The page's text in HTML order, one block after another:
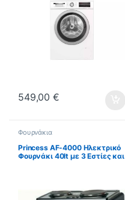
549,00€
Φουρνάκια
Princess AF-4000 Ηλεκτρικό
Φουρνάκι 40lt με 3 Εστίες και